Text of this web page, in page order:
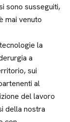
sono susseguiti,
mai venuto
la
a
sui
al
del lavoro
della nostra